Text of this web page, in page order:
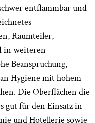
entflammbar und
Raumteiler,
in weiteren
Beanspruchung,
Hygiene mit hohem
Die Oberflächen die
gut für den Einsatz in
und Hotellerie sowie